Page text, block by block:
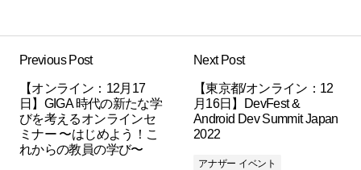
Previous Post
【オンライン：12月17
日】GIGA 時代の新たな学
びを考えるオンラインセ
ミナー 〜はじめよう！こ
れからの教員の学び〜
Next Post
【東京都/オンライン：12
月16日】DevFest &
Android Dev Summit Japan
2022
アナザー イベント